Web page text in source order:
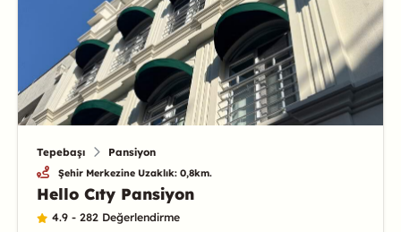
Tepebaşı Pansiyon
Şehir Merkezine Uzaklık: 0,8km.
Hello Cıty Pansiyon
4.9 - 282 Değerlendirme